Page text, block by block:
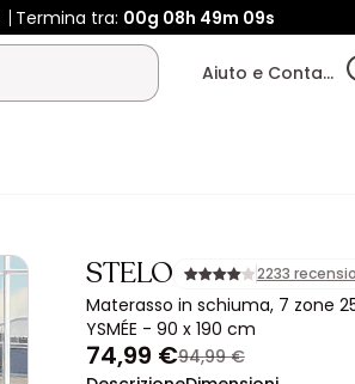
Termina tra: 00g 08h 49m 08s
Aiuto e Contatti
STELO 2233
Materasso in schiuma, 7 zone
YSMÉE - 90 x 190 cm
74,99 €94,99 €